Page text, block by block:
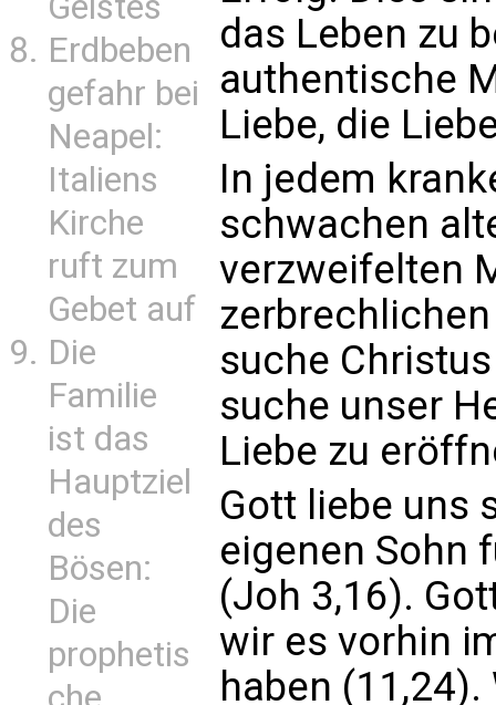
Erdbeben
gefahr bei
Neapel:
Italiens
Kirche
ruft zum
Gebet auf
Die
Familie
ist das
Hauptziel
des
Bösen:
Die
prophetis
das Leben zu
authentische
Liebe, die
In jedem
schwachen
verzweifelten
suche
suche unser
Liebe zu
Gott liebe uns
eigenen Sohn
(Joh 3,16).
wir es vorhin
haben